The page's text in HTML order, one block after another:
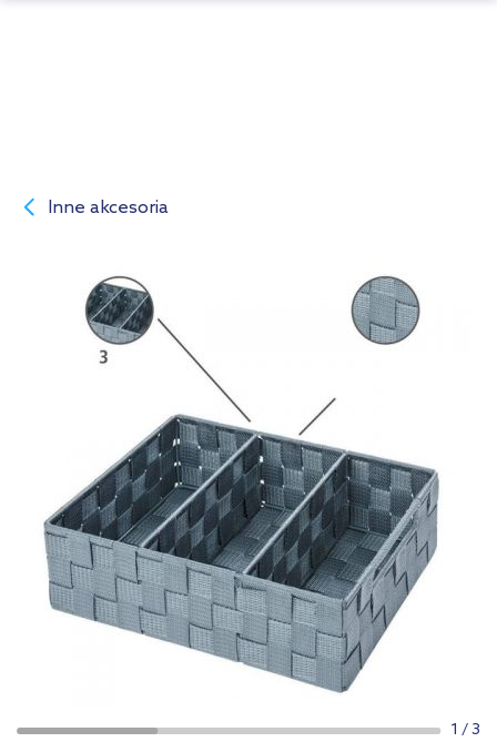
Inne akcesoria
1 /3